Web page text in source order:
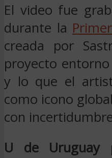
El video fue
durante la
creada por
proyecto
y lo que el
como icono
con
U de Uruguay